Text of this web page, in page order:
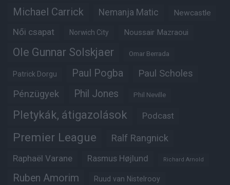
Michael Carrick Nemanja Matic Newcastle
Női csapat Norwich City Noussair Mazraoui
Ole Gunnar Solskjaer Omar Berrada
Patrick Dorgu Paul Pogba Paul Scholes
Pénzügyek Phil Jones Phil Neville
Pletykák, átigazolások Podcast
Premier League Ralf Rangnick
Raphaël Varane Rasmus Højlund Richard Arnold
Ruben Amorim Ruud van Nistelrooy